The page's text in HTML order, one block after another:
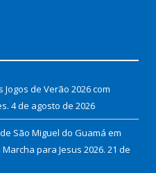
de Verão 2026 com
4 de agosto de 2026
São Miguel do Guamá em
para Jesus 2026. 21 de